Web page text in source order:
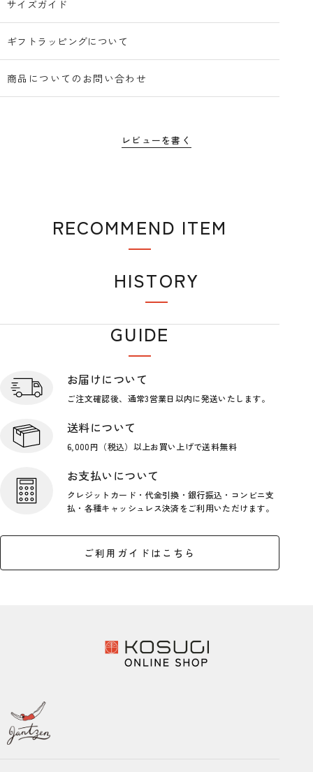
サイズガイド
ギフトラッピングについて
商品についてのお問い合わせ
レビューを書く
RECOMMEND ITEM
HISTORY
GUIDE
お届けについて
ご注文確認後、通常3営業日以内に発送いたします。
送料について
6,000円（税込）以上お買い上げで送料無料
お支払いについて
クレジットカード・代金引換・銀行振込・コンビニ支
払・各種キャッシュレス決済をご利用いただけます。
ご利用ガイドはこちら